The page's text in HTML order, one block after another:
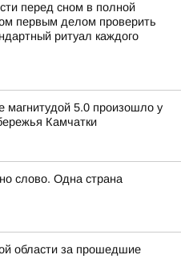
перед сном в полной
первым делом проверить
ритуал каждого
магнитудой 5.0 произошло у
Камчатки
слово. Одна страна
области за прошедшие